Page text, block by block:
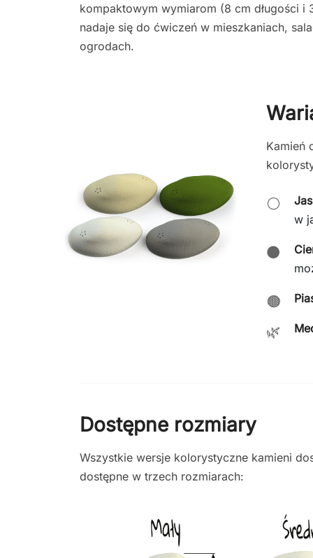
kompaktowym wymiarom (8 cm długości
nadaje się do ćwiczeń w mieszkaniach,
ogrodach.
Kamień
⚪
w
⚫
🟤
🌿
Dostępne rozmiary
Wszystkie wersje kolorystyczne kamieni
dostępne w trzech rozmiarach: